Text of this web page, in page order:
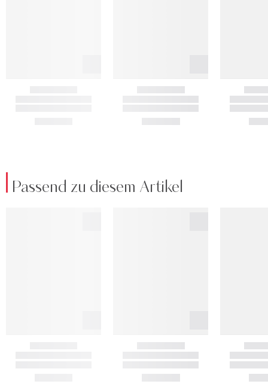
Passend zu diesem Artikel